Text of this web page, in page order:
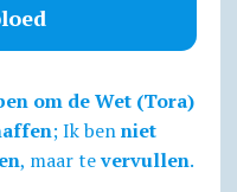
om de Wet (Tora)
; Ik benniet
, maar tevervullen.